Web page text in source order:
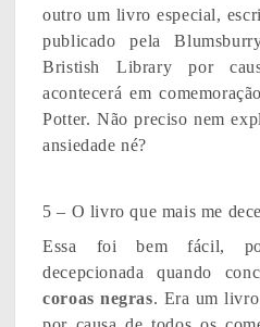
outro um livro especial,
publicado pela
Bristish Library por
acontecerá em
Potter. Não preciso nem
ansiedade né?
5 – O livro que mais me
Essa foi bem fácil,
decepcionada quando
coroas negras. Era um livro